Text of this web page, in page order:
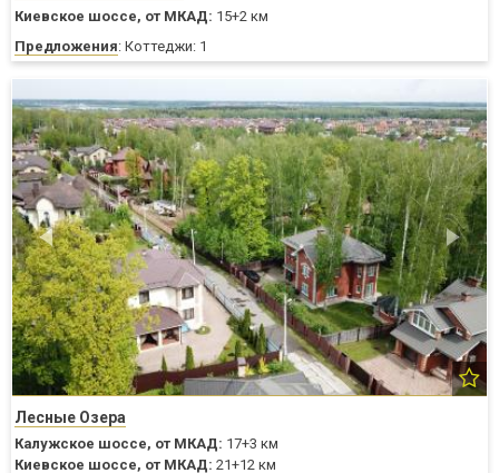
Киевское шоссе, от МКАД: 15+2 км
Предложения: Коттеджи: 1
Лесные Озера
Калужское шоссе, от МКАД: 17+3 км
Киевское шоссе, от МКАД: 21+12 км